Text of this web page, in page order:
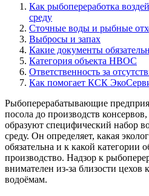
Как рыбопереработка
среду
Сточные воды и рыбные
Выбросы и запах
Какие документы
Категория объекта НВОС
Ответственность за
Как помогает КСК
Рыбоперерабатывающие
посола до производств
образуют специфический набор
среду. Он определяет, какая
обязательна и к какой категории
производство. Надзор к
внимателен из-за близости цехов
водоёмам.